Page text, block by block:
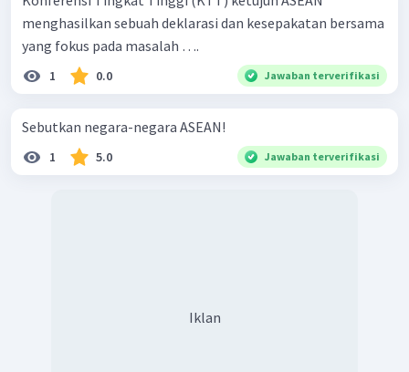
menghasilkan sebuah deklarasi dan kesepakatan bersama
yang fokus pada masalah ….
1 0.0 Jawaban terverifikasi
Sebutkan negara-negara ASEAN!
1 5.0 Jawaban terverifikasi
Iklan